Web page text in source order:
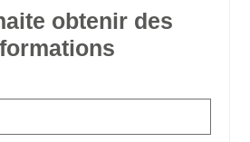
obtenir des